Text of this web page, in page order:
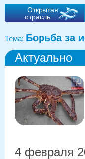
Открытая
отрасль
Тема: Борьба за
Актуально
4 февраля